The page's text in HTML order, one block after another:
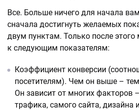
Все. Больше ничего для начала
сначала достигнуть желаемых
двум пунктам. Только после этого
к следующим показателям:
Коэффициент конверсии
посетителям). Чем он выше –
Он зависит от многих факторов
трафика, самого сайта, дизайна